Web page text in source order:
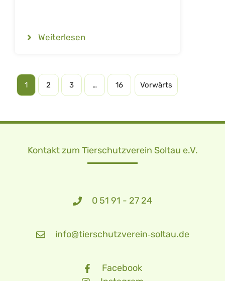
Weiterlesen
1 2 3 … 16 Vorwärts
Kontakt zum Tierschutzverein Soltau e.V.
0 51 91 - 27 24
info@tierschutzverein‑soltau.de
Facebook